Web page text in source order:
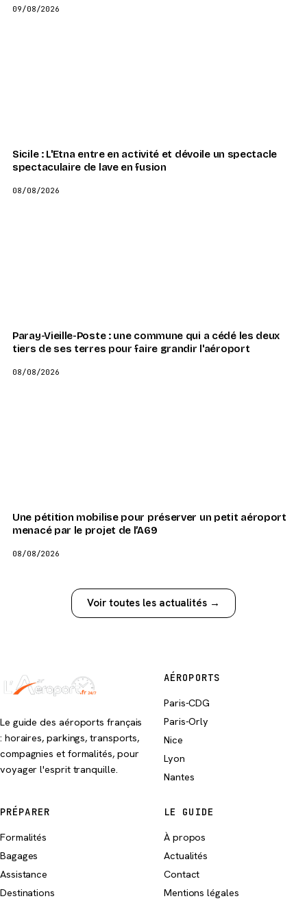
09/08/2026
Sicile : L'Etna entre en activité et dévoile un spectacle
spectaculaire de lave en fusion
08/08/2026
Paray-Vieille-Poste : une commune qui a cédé les deux
tiers de ses terres pour faire grandir l'aéroport
08/08/2026
Une pétition mobilise pour préserver un petit aéroport
menacé par le projet de l’A69
08/08/2026
Voir toutes les actualités →
Le guide des aéroports français
: horaires, parkings, transports,
compagnies et formalités, pour
voyager l'esprit tranquille.
AÉROPORTS
Paris-CDG
Paris-Orly
Nice
Lyon
Nantes
PRÉPARER
Formalités
Bagages
Assistance
Destinations
LE GUIDE
À propos
Actualités
Contact
Mentions légales